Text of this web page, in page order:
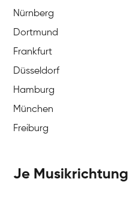
Nürnberg
Dortmund
Frankfurt
Düsseldorf
Hamburg
München
Freiburg
Je Musikrichtung